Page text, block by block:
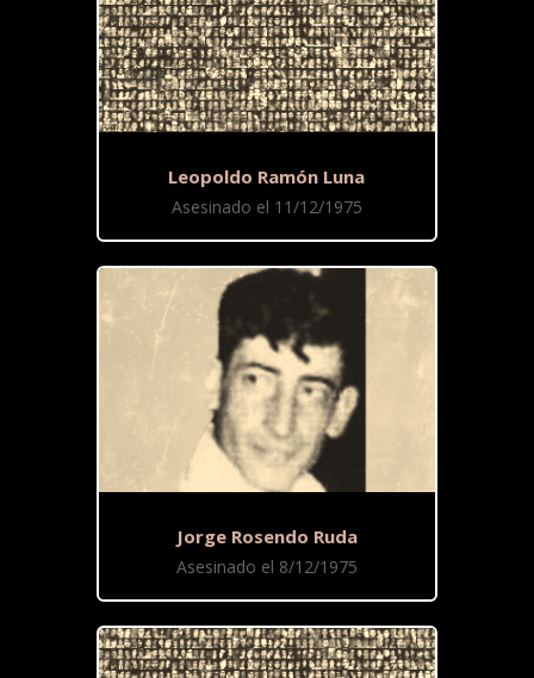
Leopoldo Ramón Luna
Asesinado el 11/12/1975
Jorge Rosendo Ruda
Asesinado el 8/12/1975